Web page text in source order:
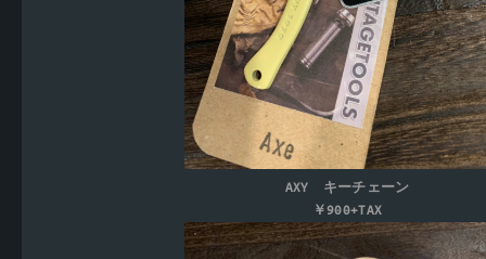
AXY キーチェーン
￥900+TAX